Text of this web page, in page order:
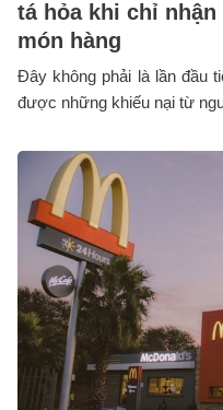
tá hỏa khi chỉ
món hàng
Đây không phải là lần đầu
được những khiếu nại từ